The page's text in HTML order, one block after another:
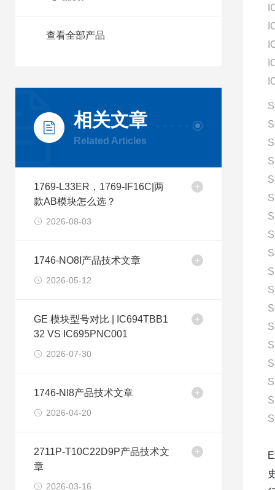
查看全部产品
相关文章
Related Articles
1769-L33ER，1769-IF16C|两
款AB模块怎么选？
2026-08-03
1746-NO8I产品技术文章
2026-05-12
GE 模块型号对比 | IC694TBB1
32 VS IC695PNC001
2026-07-30
1746-NI8产品技术文章
2026-04-20
2711P-T10C22D9P产品技术文
章
2026-03-16